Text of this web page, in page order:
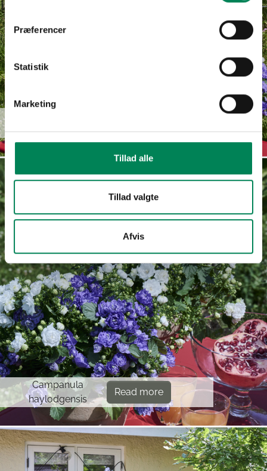
Præferencer
Statistik
Marketing
Tillad alle
Tillad valgte
Afvis
haylodgensis
Campanula
haylodgensis
Read more